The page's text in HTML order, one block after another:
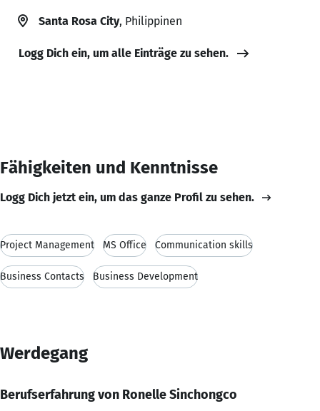
Santa Rosa City, Philippinen
Logg Dich ein, um alle Einträge zu sehen.
Fähigkeiten und Kenntnisse
Logg Dich jetzt ein, um das ganze Profil zu sehen.
Project Management MS Office Communication skills
Business Contacts Business Development
Werdegang
Berufserfahrung von Ronelle Sinchongco